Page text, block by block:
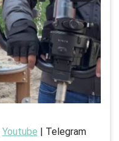
Youtube | Telegram